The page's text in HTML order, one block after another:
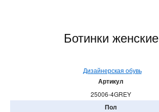
Ботинки женские
Дизайнерская обувь
Артикул
25006-4GREY
Пол